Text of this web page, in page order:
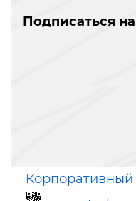
Подписаться
Корпоративный